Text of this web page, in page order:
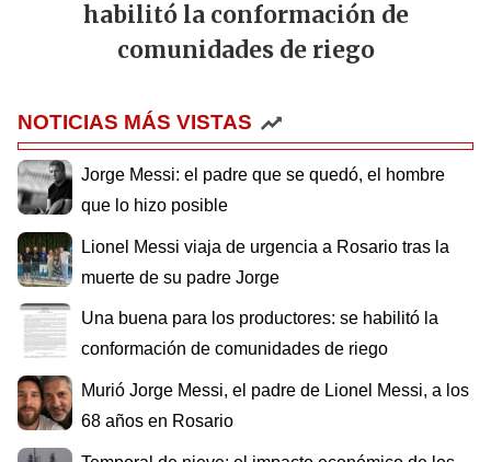
habilitó la conformación de
comunidades de riego
NOTICIAS MÁS VISTAS
Jorge Messi: el padre que se quedó, el hombre
que lo hizo posible
Lionel Messi viaja de urgencia a Rosario tras la
muerte de su padre Jorge
Una buena para los productores: se habilitó la
conformación de comunidades de riego
Murió Jorge Messi, el padre de Lionel Messi, a los
68 años en Rosario